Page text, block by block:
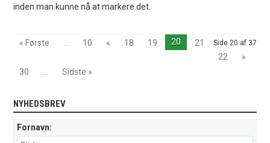
inden man kunne nå at markere det.
Side 20 af 37
« Første 10 « 18 19 20
21
22
»
30
Sidste »
NYHEDSBREV
Fornavn: